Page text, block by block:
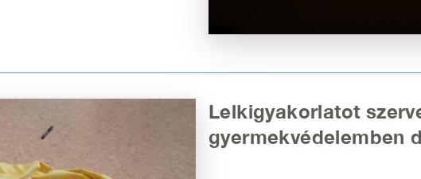
Lelkigyakorlatot
gyermekvédelemben